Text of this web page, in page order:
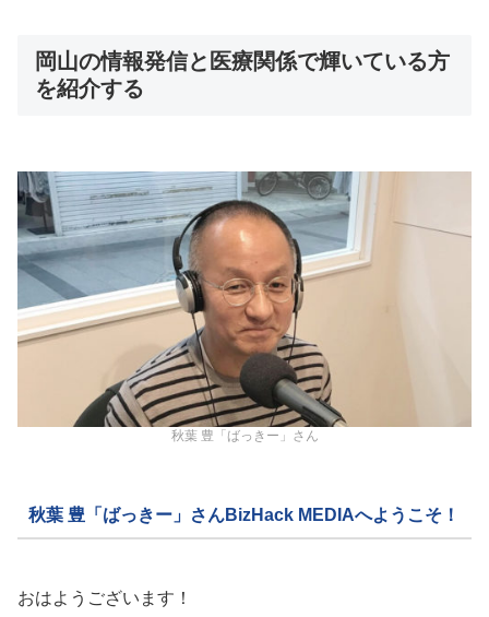
岡山の情報発信と医療関係で輝いている方
を紹介する
秋葉 豊「ばっきー」さん
秋葉 豊「ばっきー」さんBizHack MEDIAへようこそ！
おはようございます！